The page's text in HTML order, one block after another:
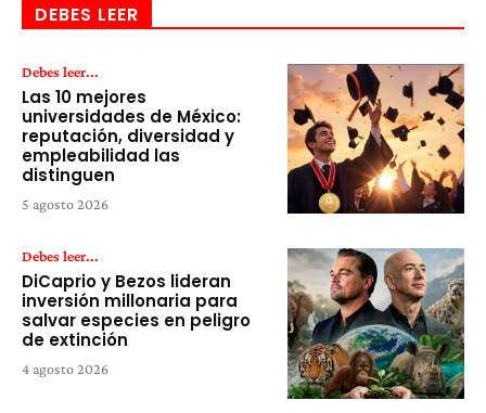
DEBES LEER
Debes leer...
Las 10 mejores
universidades de México:
reputación, diversidad y
empleabilidad las
distinguen
5 agosto 2026
Debes leer...
DiCaprio y Bezos lideran
inversión millonaria para
salvar especies en peligro
de extinción
4 agosto 2026